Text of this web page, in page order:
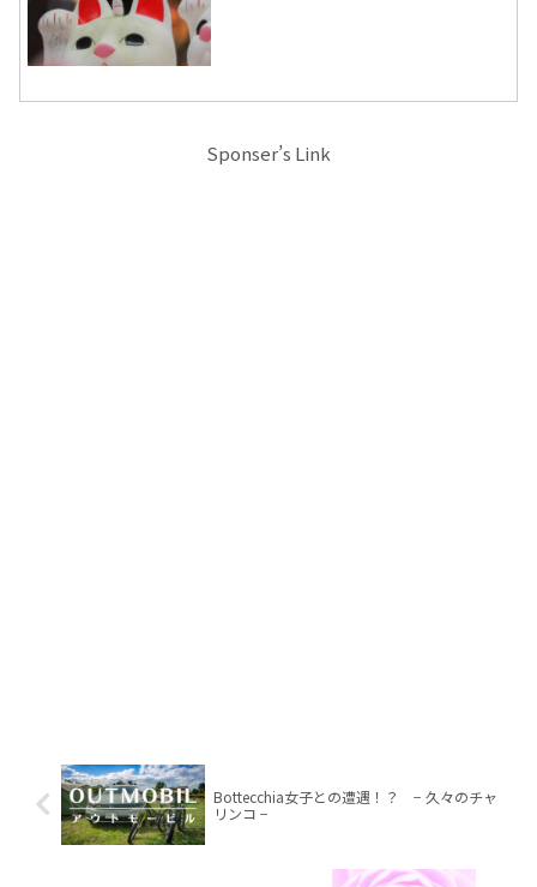
Sponser’s Link
Bottecchia女子との遭遇！？ − 久々のチャ
リンコ −